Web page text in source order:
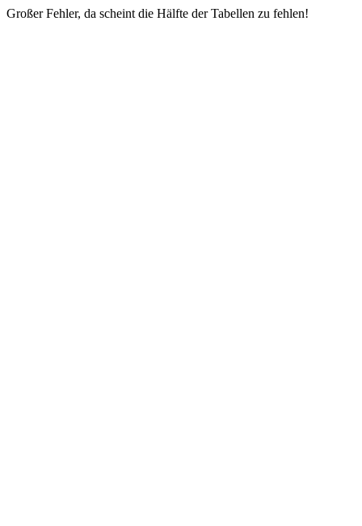
Großer Fehler, da scheint die Hälfte der Tabellen zu fehlen!